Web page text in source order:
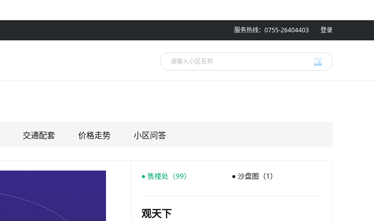
服务热线：0755-26404403 登录
交通配套 价格走势 小区问答
● 售楼处（99） ● 沙盘图（1）
观天下